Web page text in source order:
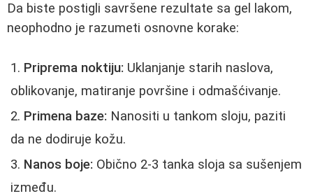
Da biste postigli savršene rezultate sa gel lakom,
neophodno je razumeti osnovne korake:
Priprema noktiju: Uklanjanje starih naslova,
oblikovanje, matiranje površine i odmašćivanje.
Primena baze: Nanositi u tankom sloju, paziti
da ne dodiruje kožu.
Nanos boje: Obično 2-3 tanka sloja sa sušenjem
između.